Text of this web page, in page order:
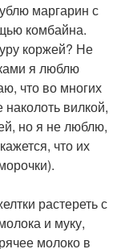
маргарин с
комбайна.
коржей? Не
я люблю
что во многих
вилкой,
но я не люблю,
что их
растереть с
и муку,
молоко в